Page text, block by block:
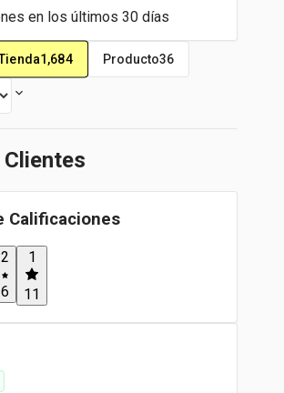
en los últimos 30 días
1,684 Producto36
Clientes
Calificaciones
2
6
1
11